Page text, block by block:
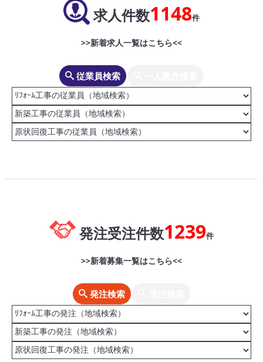
求人件数1148件
>>新着求人一覧はこちら<<
従業員検索
発注受注件数1239件
>>新着募集一覧はこちら<<
発注検索